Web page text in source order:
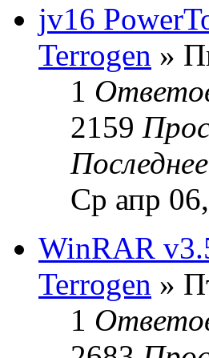
jv16
Terrogen »
1
2159
Ср апр
WinRAR
Terrogen »
1